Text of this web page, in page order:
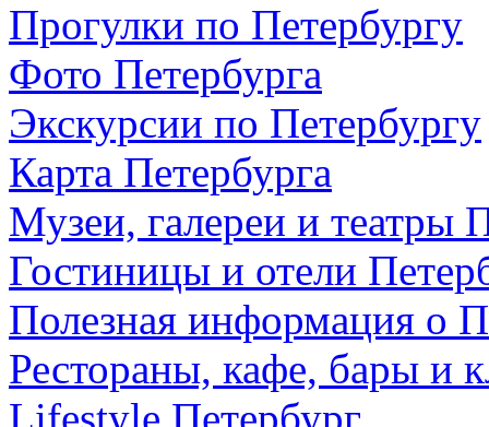
Прогулки по Петербургу
Фото Петербурга
Экскурсии по Петербургу
Карта Петербурга
Музеи, галереи и театры
Гостиницы и отели
Полезная информация о
Рестораны, кафе, бары и